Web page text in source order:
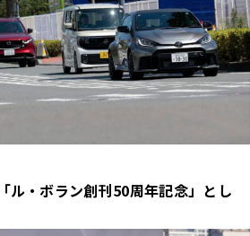
ル・ボラン創刊50周年記念」とし